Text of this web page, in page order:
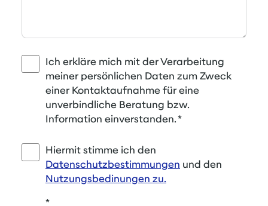
Ich erkläre mich mit der Verarbeitung
meiner persönlichen Daten zum Zweck
einer Kontaktaufnahme für eine
unverbindliche Beratung bzw.
Information einverstanden.*
Hiermit stimme ich den
Datenschutzbestimmungen und den
Nutzungsbedinungen zu.
*